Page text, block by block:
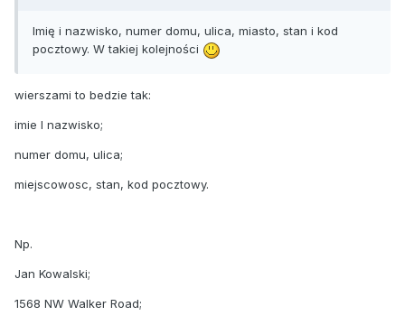
Imię i nazwisko, numer domu, ulica, miasto, stan i kod
pocztowy. W takiej kolejności
wierszami to bedzie tak:
imie I nazwisko;
numer domu, ulica;
miejscowosc, stan, kod pocztowy.
Np.
Jan Kowalski;
1568 NW Walker Road;